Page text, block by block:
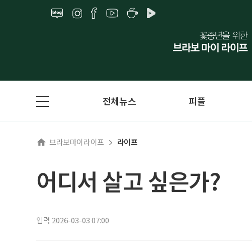
전체뉴스 피플
브라보마이라이프 라이프
어디서 살고 싶은가?
입력 2026-03-03 07:00